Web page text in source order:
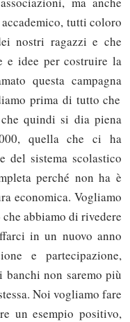
tutti coloro
nostri ragazzi e che
e idee per costruire la
questa campagna
prima di tutto che
quindi si dia piena
quella che ci ha
del sistema scolastico
perché non ha è
economica. Vogliamo
abbiamo di rivedere
in un nuovo anno
e partecipazione,
banchi non saremo più
Noi vogliamo fare
un esempio positivo,